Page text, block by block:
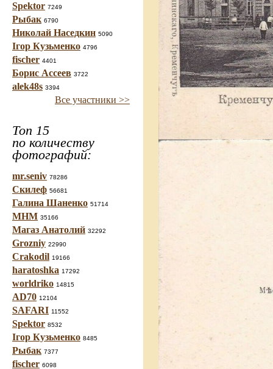
Spektor 7249
Рыбак 6790
Николай Наседкин 5090
Ігор Кузьменко 4796
fischer 4401
Борис Ассеев 3722
alek48s 3394
Все участники >>
Топ 15
по количеству
фотографий:
mr.seniv 78286
Скилеф 56681
Галина Шаненко 51714
МНМ 35166
Магаз Анатолий 32292
Grozniy 22990
Crakodil 19166
haratoshka 17292
worldriko 14815
AD70 12104
SAFARI 11552
Spektor 8532
Ігор Кузьменко 8485
Рыбак 7377
fischer 6098